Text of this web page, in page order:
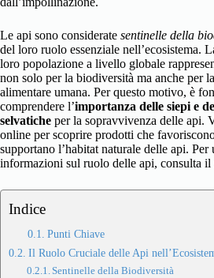
Le api sono considerate sentinelle della
del loro ruolo essenziale nell’ecosistema.
loro popolazione a livello globale
non solo per la biodiversità ma anche per
alimentare umana. Per questo motivo, è
comprendere l’importanza delle siepi e
selvatiche per la sopravvivenza delle api.
online per scoprire prodotti che
supportano l’habitat naturale delle api. Per
informazioni sul ruolo delle api, consulta il
Indice
Punti Chiave
Il Ruolo Cruciale delle Api
Sentinelle della Biodiversità